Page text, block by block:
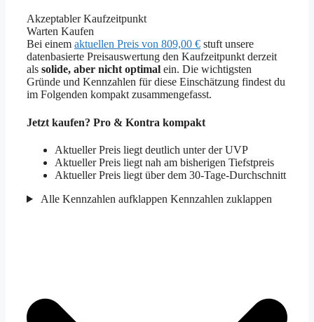
Akzeptabler Kaufzeitpunkt
Warten Kaufen
Bei einem aktuellen Preis von 809,00 € stuft unsere
datenbasierte Preisauswertung den Kaufzeitpunkt derzeit
als solide, aber nicht optimal ein. Die wichtigsten
Gründe und Kennzahlen für diese Einschätzung findest du
im Folgenden kompakt zusammengefasst.
Jetzt kaufen? Pro & Kontra kompakt
Aktueller Preis liegt deutlich unter der UVP
Aktueller Preis liegt nah am bisherigen Tiefstpreis
Aktueller Preis liegt über dem 30-Tage-Durchschnitt
Alle Kennzahlen aufklappen Kennzahlen zuklappen